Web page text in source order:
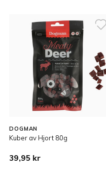
DOGMAN
Kuber av Hjort 80g
39,95 kr